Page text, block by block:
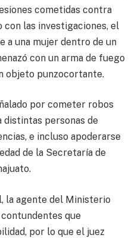
cometidas contra
con las investigaciones, el
a una mujer dentro de un
con un arma de fuego
objeto punzocortante.
por cometer robos
distintas personas de
e incluso apoderarse
de la Secretaría de
la agente del Ministerio
que
por lo que el juez